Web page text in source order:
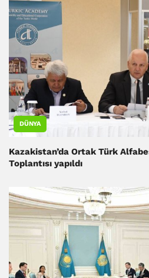
DÜNYA
Kazakistan’da Ortak Türk
Toplantısı yapıldı